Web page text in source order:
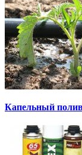
Капельный